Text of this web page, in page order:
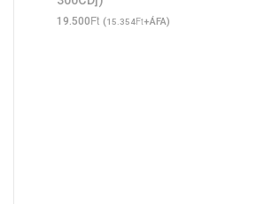
19.500Ft (15.354Ft+ÁFA)